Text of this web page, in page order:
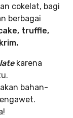
cokelat, bagi
berbagai
truffle,
karena
bahan-